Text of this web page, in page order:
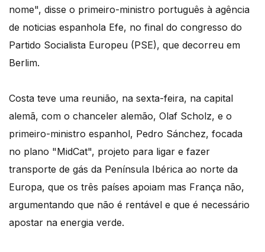
nome", disse o primeiro-ministro português à agência
de noticias espanhola Efe, no final do congresso do
Partido Socialista Europeu (PSE), que decorreu em
Berlim.
Costa teve uma reunião, na sexta-feira, na capital
alemã, com o chanceler alemão, Olaf Scholz, e o
primeiro-ministro espanhol, Pedro Sánchez, focada
no plano "MidCat", projeto para ligar e fazer
transporte de gás da Península Ibérica ao norte da
Europa, que os três países apoiam mas França não,
argumentando que não é rentável e que é necessário
apostar na energia verde.